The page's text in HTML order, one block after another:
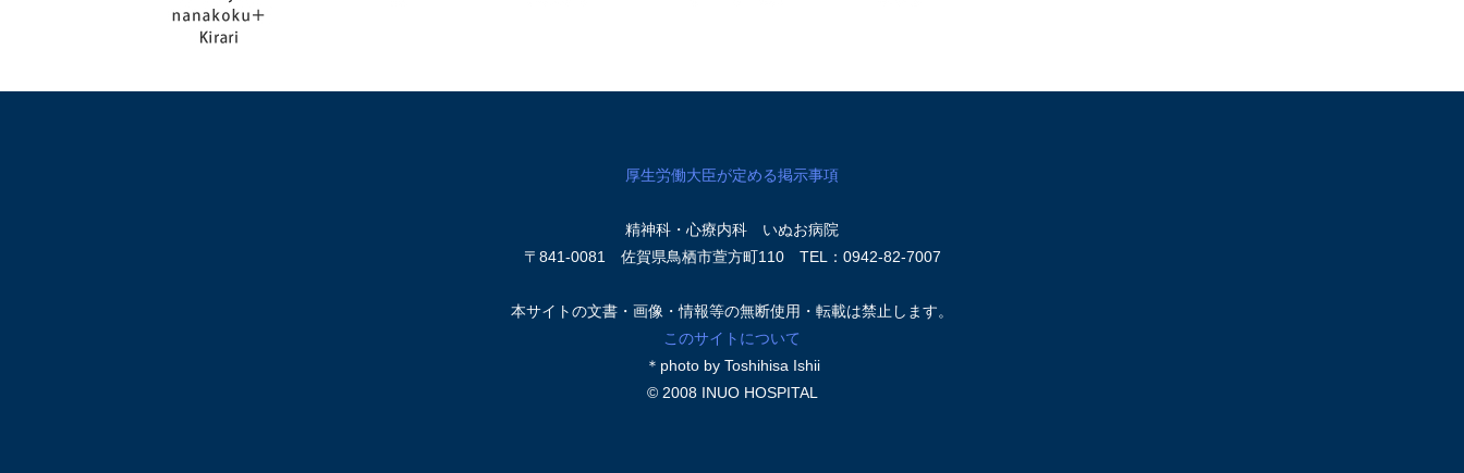
厚生労働大臣が定める掲示事項
精神科・心療内科 いぬお病院
〒841-0081 佐賀県鳥栖市萱方町110 TEL：0942-82-7007
本サイトの文書・画像・情報等の無断使用・転載は禁止します。
このサイトについて
＊photo by Toshihisa Ishii
© 2008 INUO HOSPITAL